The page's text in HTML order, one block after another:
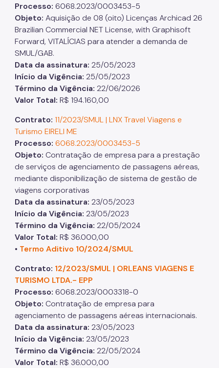
Processo: 6068.2023/0003453-5
Objeto: Aquisição de 08 (oito) Licenças Archicad 26
Brazilian Commercial NET License, with Graphisoft
Forward, VITALÍCIAS para atender a demanda de
SMUL/GAB.
Data da assinatura: 25/05/2023
Início da Vigência: 25/05/2023
Término da Vigência: 22/06/2026
Valor Total: R$ 194.160,00
Contrato: 11/2023/SMUL | LNX Travel Viagens e
Turismo EIRELI ME
Processo: 6068.2023/0003453-5
Objeto: Contratação de empresa para a prestação
de serviços de agenciamento de passagens aéreas,
mediante disponibilização de sistema de gestão de
viagens corporativas
Data da assinatura: 23/05/2023
Início da Vigência: 23/05/2023
Término da Vigência: 22/05/2024
Valor Total: R$ 36.000,00
• Termo Aditivo 10/2024/SMUL
Contrato: 12/2023/SMUL | ORLEANS VIAGENS E
TURISMO LTDA.- EPP
Processo: 6068.2023/0003318-0
Objeto: Contratação de empresa para
agenciamento de passagens aéreas internacionais.
Data da assinatura: 23/05/2023
Início da Vigência: 23/05/2023
Término da Vigência: 22/05/2024
Valor Total: R$ 36.000,00